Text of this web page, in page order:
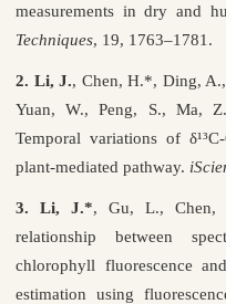
measurements in dry and
Techniques, 19, 1763–1781.
2. Li, J., Chen, H.*, Ding,
Yuan, W., Peng, S., Ma,
Temporal variations of
plant-mediated pathway.
3. Li, J.*, Gu, L., Chen,
relationship between
chlorophyll fluorescence
estimation using